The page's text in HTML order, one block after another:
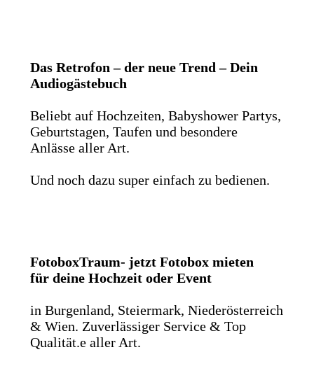
Das Retrofon – der neue Trend – Dein
Audiogästebuch
Beliebt auf Hochzeiten, Babyshower Partys,
Geburtstagen, Taufen und besondere
Anlässe aller Art.
Und noch dazu super einfach zu bedienen.
FotoboxTraum- jetzt Fotobox mieten
für deine Hochzeit oder Event
in Burgenland, Steiermark, Niederösterreich
& Wien. Zuverlässiger Service & Top
Qualität.e aller Art.